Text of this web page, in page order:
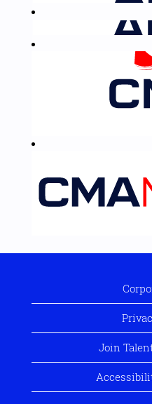
Join